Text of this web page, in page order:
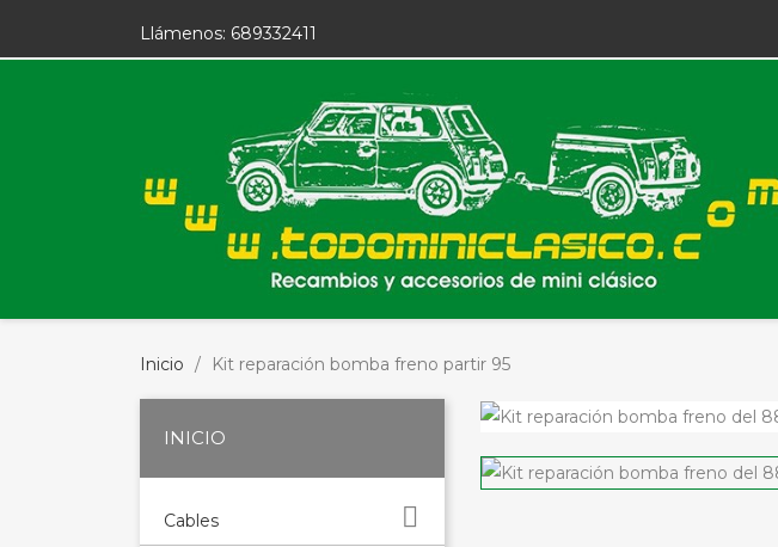
Llámenos: 689332411
Inicio Kit reparación bomba freno partir 95
INICIO
Cables 